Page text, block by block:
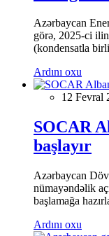
Azərbaycan
görə, 2025-ci
(kondensatla
Ardını oxu
12 Fevral
SOCAR
başlayır
Azərbaycan
nümayəndəlik
başlamağa
Ardını oxu